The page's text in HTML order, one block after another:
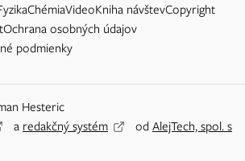
ChémiaVideoKniha návštevCopyright
Ochrana osobných údajov
podmienky
Hesteric
a redakčný systém od AlejTech, spol. s